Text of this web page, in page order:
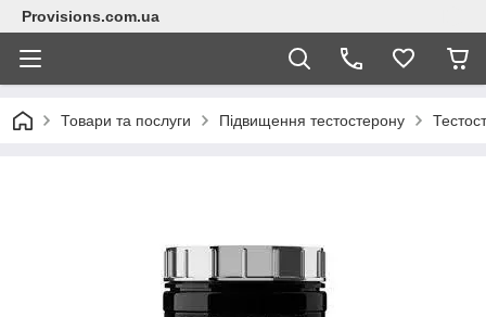
Provisions.com.ua
Товари та послуги Підвищення тестостерону